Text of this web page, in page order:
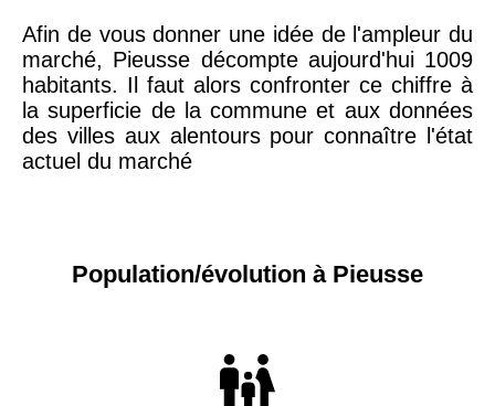
Afin de vous donner une idée de l'ampleur du
marché, Pieusse décompte aujourd'hui 1009
habitants. Il faut alors confronter ce chiffre à
la superficie de la commune et aux données
des villes aux alentours pour connaître l'état
actuel du marché
Population/évolution à Pieusse